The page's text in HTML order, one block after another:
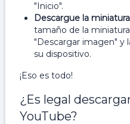
"Inicio".
Descargue la
tamaño de la
"Descargar imagen" y
su dispositivo.
¡Eso es todo!
¿Es legal
YouTube?